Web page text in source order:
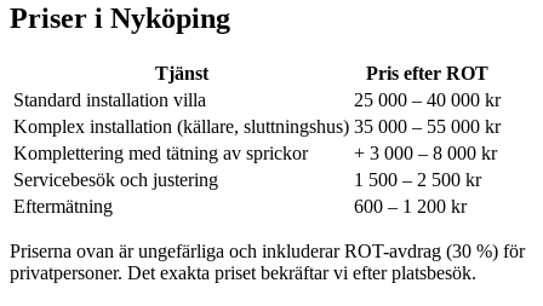
Priser i Nyköping
Tjänst
Pris efter ROT
Standard installation villa
25 000 – 40 000 kr
Komplex installation (källare, sluttningshus) 35 000 – 55 000 kr
Komplettering med tätning av sprickor
+ 3 000 – 8 000 kr
Servicebesök och justering
1 500 – 2 500 kr
Eftermätning
600 – 1 200 kr
Priserna ovan är ungefärliga och inkluderar ROT-avdrag (30 %) för
privatpersoner. Det exakta priset bekräftar vi efter platsbesök.